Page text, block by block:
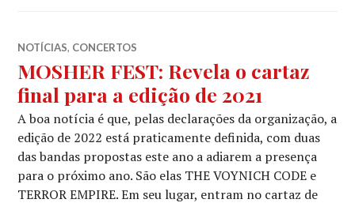
NOTÍCIAS, CONCERTOS
MOSHER FEST: Revela o cartaz
final para a edição de 2021
A boa notícia é que, pelas declarações da organização, a
edição de 2022 está praticamente definida, com duas
das bandas propostas este ano a adiarem a presença
para o próximo ano. São elas THE VOYNICH CODE e
TERROR EMPIRE. Em seu lugar, entram no cartaz de